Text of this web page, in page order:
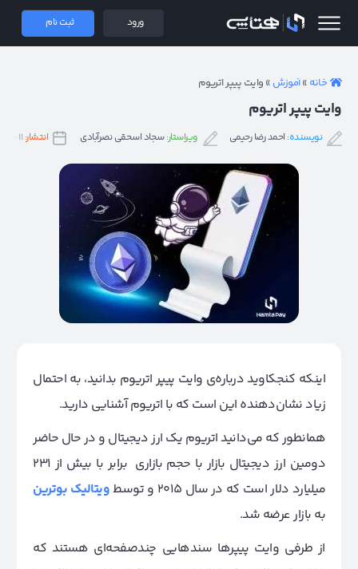
همتاپی ورود ثبت نام
خانه »آموزش » وایت پیپر اتریوم
وایت پیپر اتریوم
نویسنده: احمد رضا رحیمی ویراستار:سجاد اسحقی نصرآبادی انتشار:۱۱ شهریور ۱۴۰۲
اینکه کنجکاوید درباره‌ی وایت پیپر اتریوم بدانید، به احتمال
زیاد نشان‌دهنده این است که با اتریوم آشنایی دارید.
همانطور که می‌دانید اتریوم یک ارز دیجیتال و در حال حاضر
دومین ارز دیجیتال بازار با حجم بازاری برابر با بیش از 231
میلیارد دلار است که در سال 2015 و توسط
ویتالیک بوترین
به بازار عرضه شد.
از طرفی وایت پیپرها سندهایی چندصفحه‌ای هستند که